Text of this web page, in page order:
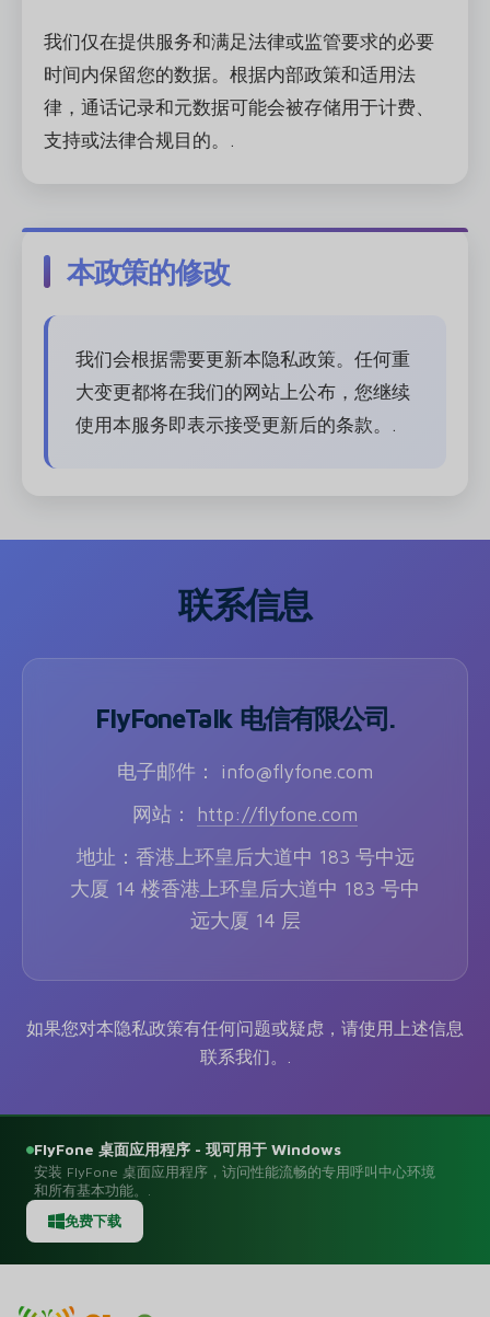
我们仅在提供服务和满足法律或监管要求的必要
时间内保留您的数据。根据内部政策和适用法
律，通话记录和元数据可能会被存储用于计费、
支持或法律合规目的。.
本政策的修改
我们会根据需要更新本隐私政策。任何重
大变更都将在我们的网站上公布，您继续
使用本服务即表示接受更新后的条款。.
联系信息
FlyFoneTalk 电信有限公司.
电子邮件： info@flyfone.com
网站： http://flyfone.com
地址：香港上环皇后大道中 183 号中远
大厦 14 楼香港上环皇后大道中 183 号中
远大厦 14 层
如果您对本隐私政策有任何问题或疑虑，请使用上述信息
联系我们。.
FlyFone 桌面应用程序 - 现可用于 Windows
安装 FlyFone 桌面应用程序，访问性能流畅的专用呼叫中心环境
和所有基本功能。.
免费下载